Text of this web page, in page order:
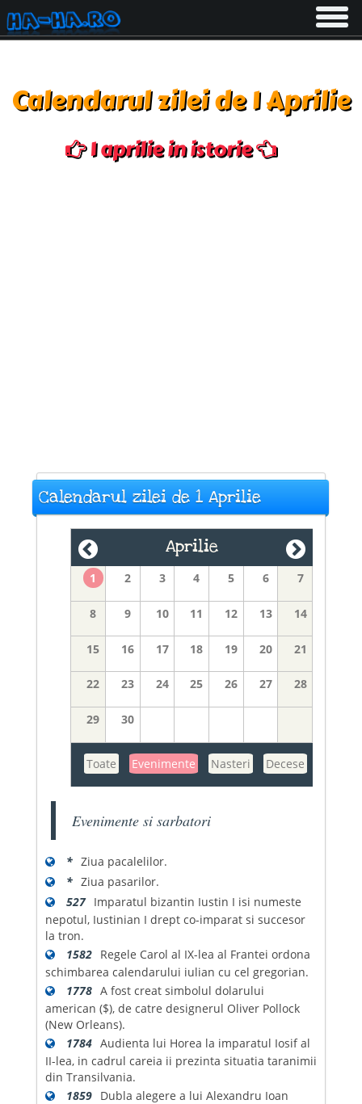
Toggle
Calendarul zilei de 1 Aprilie
1 aprilie in istorie
Calendarul zilei de 1 Aprilie
Aprilie
1 2 3 4 5 6 7
8 9 10 11 12 13 14
15 16 17 18 19 20 21
22 23 24 25 26 27 28
29 30
Toate Evenimente Nasteri Decese
Evenimente si sarbatori
* Ziua pacalelilor.
* Ziua pasarilor.
527 Imparatul bizantin Iustin I isi numeste
nepotul, Iustinian I drept co-imparat si succesor
la tron.
1582 Regele Carol al IX-lea al Frantei ordona
schimbarea calendarului iulian cu cel gregorian.
1778 A fost creat simbolul dolarului
american ($), de catre designerul Oliver Pollock
(New Orleans).
1784 Audienta lui Horea la imparatul Iosif al
II-lea, in cadrul careia ii prezinta situatia taranimii
din Transilvania.
1859 Dubla alegere a lui Alexandru Ioan